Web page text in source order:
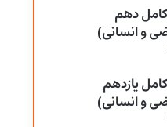
دهم
و انسانی)
یازدهم
و انسانی)